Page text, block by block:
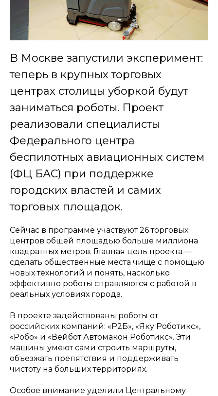
В Москве запустили эксперимент:
теперь в крупных торговых
центрах столицы уборкой будут
заниматься роботы. Проект
реализовали специалисты
Федерального центра
беспилотных авиационных систем
(ФЦ БАС) при поддержке
городских властей и самих
торговых площадок.
Сейчас в программе участвуют 26 торговых
центров общей площадью больше миллиона
квадратных метров. Главная цель проекта —
сделать общественные места чище с помощью
новых технологий и понять, насколько
эффективно роботы справляются с работой в
реальных условиях города.
В проекте задействованы роботы от
российских компаний: «Р2Б», «Яку Роботикс»,
«Робо» и «Вейбот Автомакон Роботикс». Эти
машины умеют сами строить маршруты,
объезжать препятствия и поддерживать
чистоту на больших территориях.
Особое внимание уделили Центральному